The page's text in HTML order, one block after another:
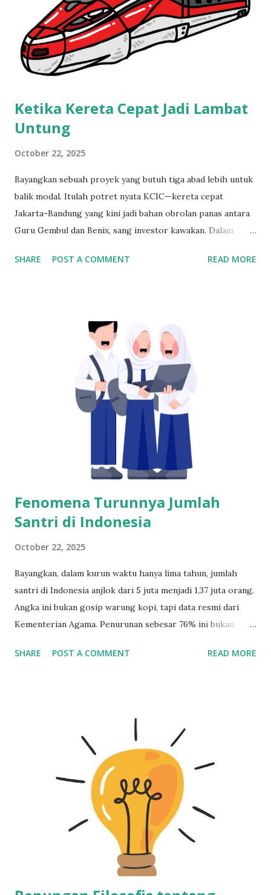
menjadi jargon. Pelajaran dari Putusan Mahkamah
Konstitusi dan KPU Feri menyinggung perbedaan cara
interpretasi lembaga negara dalam menetapkan batas waktu
bagi mantan koruptor untuk maju di pemilu. Mahkamah
Konstitusi (MK) telah menetapkan pembatasan lima tah...
Ketika Kereta Cepat Jadi Lambat
Untung
October 22, 2025
Bayangkan sebuah proyek yang butuh tiga abad lebih untuk
balik modal. Itulah potret nyata KCIC—kereta cepat
Jakarta-Bandung yang kini jadi bahan obrolan panas antara
Guru Gembul dan Benix, sang investor kawakan. Dalam
jadi legenda ekonomi. Pendapatan per tahun hanya sekitar
Belum lagi sebagian besar gerbong kerap kosong di jam-
jam tertentu, hanya penuh saat magrib dan pagi hari.
Pemerintah, Investor Paling Buruk di Dunia? Menyinggung
teori klasik dari Charlie Munger, partner legendaris
Warren Buffet: “Pemerintah adalah investor paling buruk.”
Sebab, banyak kebijakan infrastruktur dilakukan dengan
logika politik, bukan logika untung rugi. Alih-alih
memperhitungkan efisiensi, proyek-proyek raksasa seperti
KCIC justru terjebak dalam ambisi meninggalkan “legacy”
SHARE POST A COMMENT READ MORE
Fenomena Turunnya Jumlah
Santri di Indonesia
October 22, 2025
Bayangkan, dalam kurun waktu hanya lima tahun, jumlah
santri di Indonesia anjlok dari 5 juta menjadi 1,37 juta orang.
Angka ini bukan gosip warung kopi, tapi data resmi dari
Kementerian Agama. Penurunan sebesar 76% ini bukan
yang salah dalam sistem pendidikan pesantren kita. Jika
memperbaiki diri, sebagian pesantren justru menolak kritik
dan menganggapnya sebagai serangan pribadi. Ketika
seseorang mencoba memberi masukan, responnya sering
kali bukan diskusi, melainkan “Kamu siapa? Sudah punya
sanad belum?” Fenomena ini memperlihatkan betapa
kuatnya budaya otoritas guru sebagai pusat kebenaran, di
mana benar atau salah tidak ditentukan oleh isi argumen,
tapi oleh siapa yang mengatakannya. Akibatnya, ruang untuk
introspeksi tertutup rapat. Ketika Pendidikan Berhent...
SHARE POST A COMMENT READ MORE